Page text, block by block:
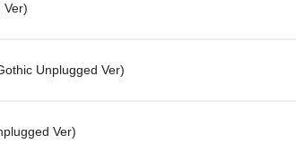
Ver)
Unplugged Ver)
Ver)